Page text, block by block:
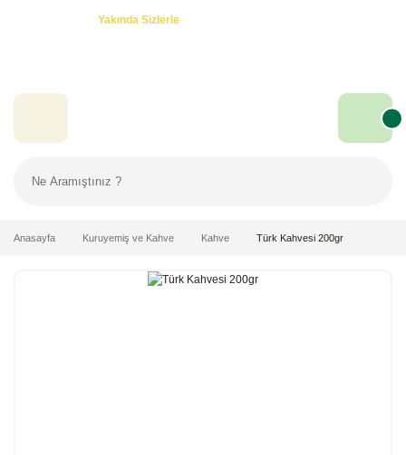
Yakında Sizlerle
Anasayfa Kuruyemiş ve Kahve Kahve Türk Kahvesi 200gr